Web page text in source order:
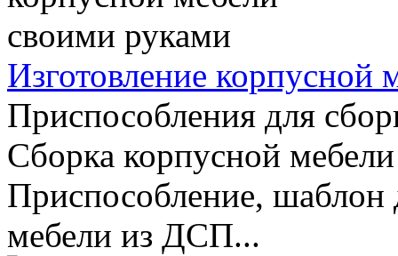
Изготовление корпусной
Приспособления для
Сборка корпусной
Приспособление, шаблон
мебели из ДСП...